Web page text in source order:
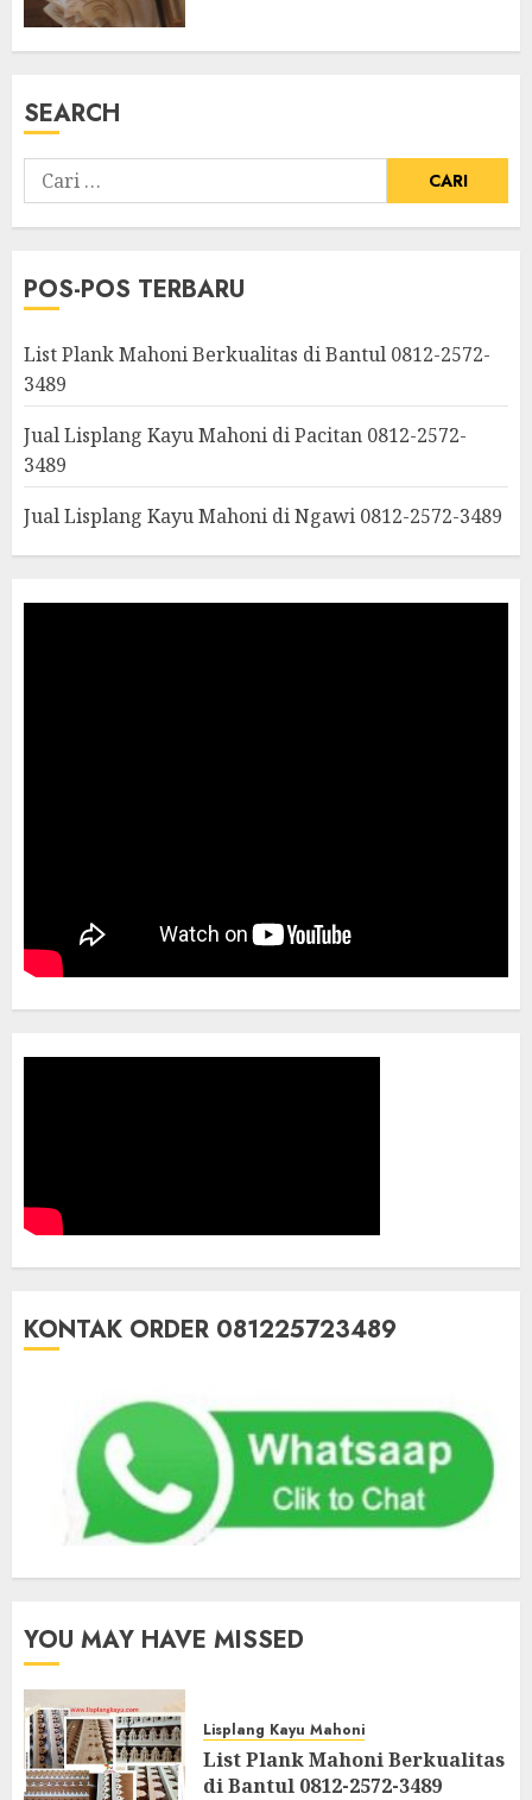
SEARCH
POS-POS TERBARU
List Plank Mahoni Berkualitas di Bantul 0812-2572-
3489
Jual Lisplang Kayu Mahoni di Pacitan 0812-2572-
3489
Jual Lisplang Kayu Mahoni di Ngawi 0812-2572-3489
KONTAK ORDER 081225723489
YOU MAY HAVE MISSED
Lisplang Kayu Mahoni
List Plank Mahoni Berkualitas
di Bantul 0812-2572-3489